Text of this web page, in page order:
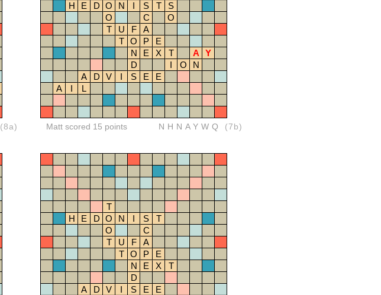
(8a)
H
E D O N I S T
S
O
C
O
T
U F
A
T
O P
E
N
E X T A
Y
D
I O
N
A
D V I S E
E
A
I L
Matt scored 15 points NHNAYWQ (7b)
T
H
E D O N I S
T
O
C
T
U F
A
T
O P
E
N
E X
T
D
A
D V I S E
E